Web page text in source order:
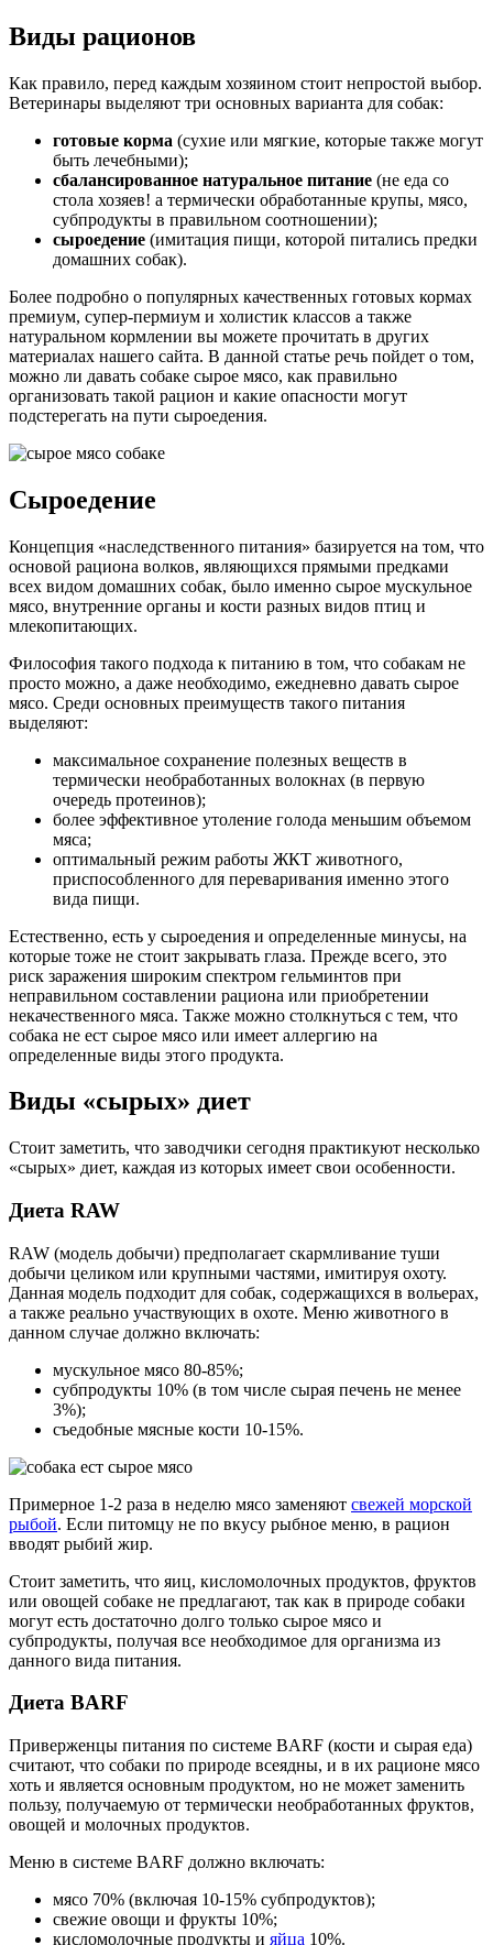
Виды рационов
Как правило, перед каждым хозяином стоит непростой выбор.
Ветеринары выделяют три основных варианта для собак:
готовые корма (сухие или мягкие, которые также могут
быть лечебными);
сбалансированное натуральное питание (не еда со
стола хозяев! а термически обработанные крупы, мясо,
субпродукты в правильном соотношении);
сыроедение (имитация пищи, которой питались предки
домашних собак).
Более подробно о популярных качественных готовых кормах
премиум, супер-пермиум и холистик классов а также
натуральном кормлении вы можете прочитать в других
материалах нашего сайта. В данной статье речь пойдет о том,
можно ли давать собаке сырое мясо, как правильно
организовать такой рацион и какие опасности могут
подстерегать на пути сыроедения.
Сыроедение
Концепция «наследственного питания» базируется на том, что
основой рациона волков, являющихся прямыми предками
всех видом домашних собак, было именно сырое мускульное
мясо, внутренние органы и кости разных видов птиц и
млекопитающих.
Философия такого подхода к питанию в том, что собакам не
просто можно, а даже необходимо, ежедневно давать сырое
мясо. Среди основных преимуществ такого питания
выделяют:
максимальное сохранение полезных веществ в
термически необработанных волокнах (в первую
очередь протеинов);
более эффективное утоление голода меньшим объемом
мяса;
оптимальный режим работы ЖКТ животного,
приспособленного для переваривания именно этого
вида пищи.
Естественно, есть у сыроедения и определенные минусы, на
которые тоже не стоит закрывать глаза. Прежде всего, это
риск заражения широким спектром гельминтов при
неправильном составлении рациона или приобретении
некачественного мяса. Также можно столкнуться с тем, что
собака не ест сырое мясо или имеет аллергию на
определенные виды этого продукта.
Виды «сырых» диет
Стоит заметить, что заводчики сегодня практикуют несколько
«сырых» диет, каждая из которых имеет свои особенности.
Диета RAW
RAW (модель добычи) предполагает скармливание туши
добычи целиком или крупными частями, имитируя охоту.
Данная модель подходит для собак, содержащихся в вольерах,
а также реально участвующих в охоте. Меню животного в
данном случае должно включать:
мускульное мясо 80-85%;
субпродукты 10% (в том числе сырая печень не менее
3%);
съедобные мясные кости 10-15%.
Примерное 1-2 раза в неделю мясо заменяют свежей морской
рыбой. Если питомцу не по вкусу рыбное меню, в рацион
вводят рыбий жир.
Стоит заметить, что яиц, кисломолочных продуктов, фруктов
или овощей собаке не предлагают, так как в природе собаки
могут есть достаточно долго только сырое мясо и
субпродукты, получая все необходимое для организма из
данного вида питания.
Диета BARF
Приверженцы питания по системе BARF (кости и сырая еда)
считают, что собаки по природе всеядны, и в их рационе мясо
хоть и является основным продуктом, но не может заменить
пользу, получаемую от термически необработанных фруктов,
овощей и молочных продуктов.
Меню в системе BARF должно включать:
мясо 70% (включая 10-15% субпродуктов);
свежие овощи и фрукты 10%;
кисломолочные продукты и яйца 10%.